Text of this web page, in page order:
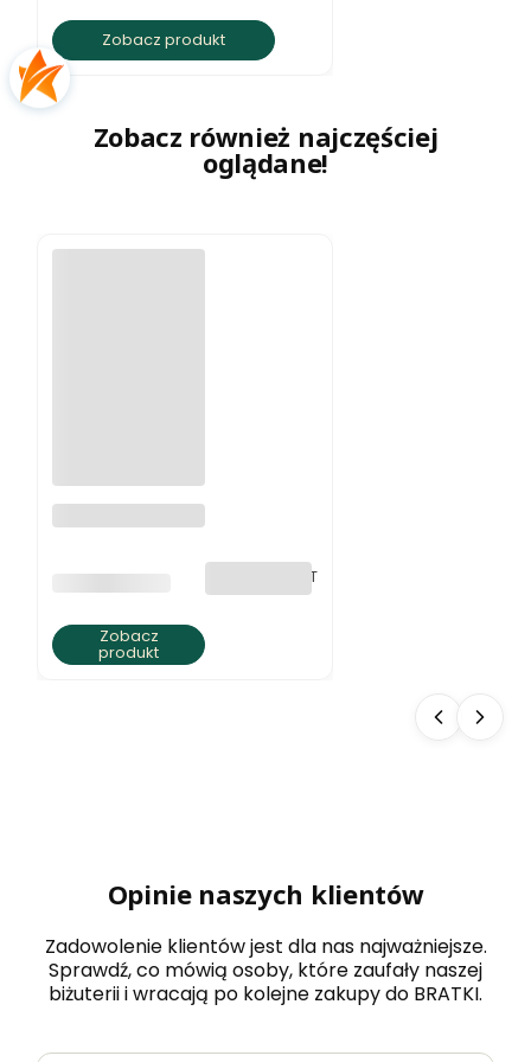
Zobacz produkt
Zobacz również najczęściej
oglądane!
jaspisu ziemista
PRODUCENT bez VAT
Zobacz
produkt
Opinie naszych klientów
Zadowolenie klientów jest dla nas najważniejsze.
Sprawdź, co mówią osoby, które zaufały naszej
biżuterii i wracają po kolejne zakupy do BRATKI.